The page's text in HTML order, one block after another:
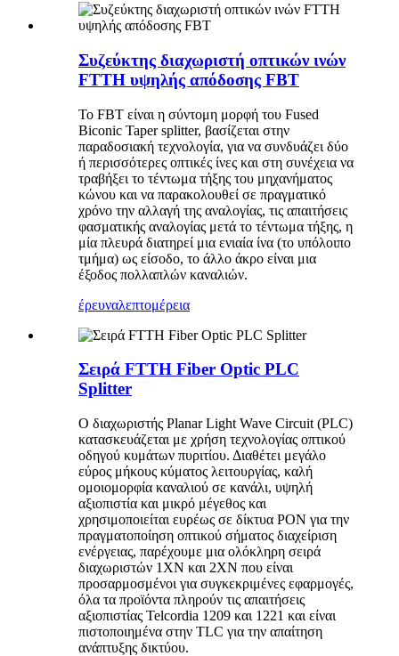
Συζεύκτης διαχωριστή οπτικών ινών
FTTH υψηλής απόδοσης FBT
Το FBT είναι η σύντομη μορφή του Fused
Biconic Taper splitter, βασίζεται στην
παραδοσιακή τεχνολογία, για να συνδυάζει δύο
ή περισσότερες οπτικές ίνες και στη συνέχεια να
τραβήξει το τέντωμα τήξης του μηχανήματος
κώνου και να παρακολουθεί σε πραγματικό
χρόνο την αλλαγή της αναλογίας, τις απαιτήσεις
φασματικής αναλογίας μετά το τέντωμα τήξης, η
μία πλευρά διατηρεί μια ενιαία ίνα (το υπόλοιπο
τμήμα) ως είσοδο, το άλλο άκρο είναι μια
έξοδος πολλαπλών καναλιών.
έρευναλεπτομέρεια
Σειρά FTTH Fiber Optic PLC
Splitter
Ο διαχωριστής Planar Light Wave Circuit (PLC)
κατασκευάζεται με χρήση τεχνολογίας οπτικού
οδηγού κυμάτων πυριτίου. Διαθέτει μεγάλο
εύρος μήκους κύματος λειτουργίας, καλή
ομοιομορφία καναλιού σε κανάλι, υψηλή
αξιοπιστία και μικρό μέγεθος και
χρησιμοποιείται ευρέως σε δίκτυα PON για την
πραγματοποίηση οπτικού σήματος διαχείριση
ενέργειας, παρέχουμε μια ολόκληρη σειρά
διαχωριστών 1XN και 2XN που είναι
προσαρμοσμένοι για συγκεκριμένες εφαρμογές,
όλα τα προϊόντα πληρούν τις απαιτήσεις
αξιοπιστίας Telcordia 1209 και 1221 και είναι
πιστοποιημένα στην TLC για την απαίτηση
ανάπτυξης δικτύου.